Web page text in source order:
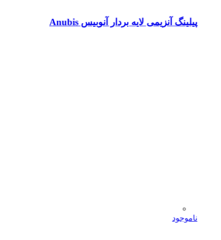
پیلینگ آنزیمی لایه بردار آنوبیس Anubis
ناموجود